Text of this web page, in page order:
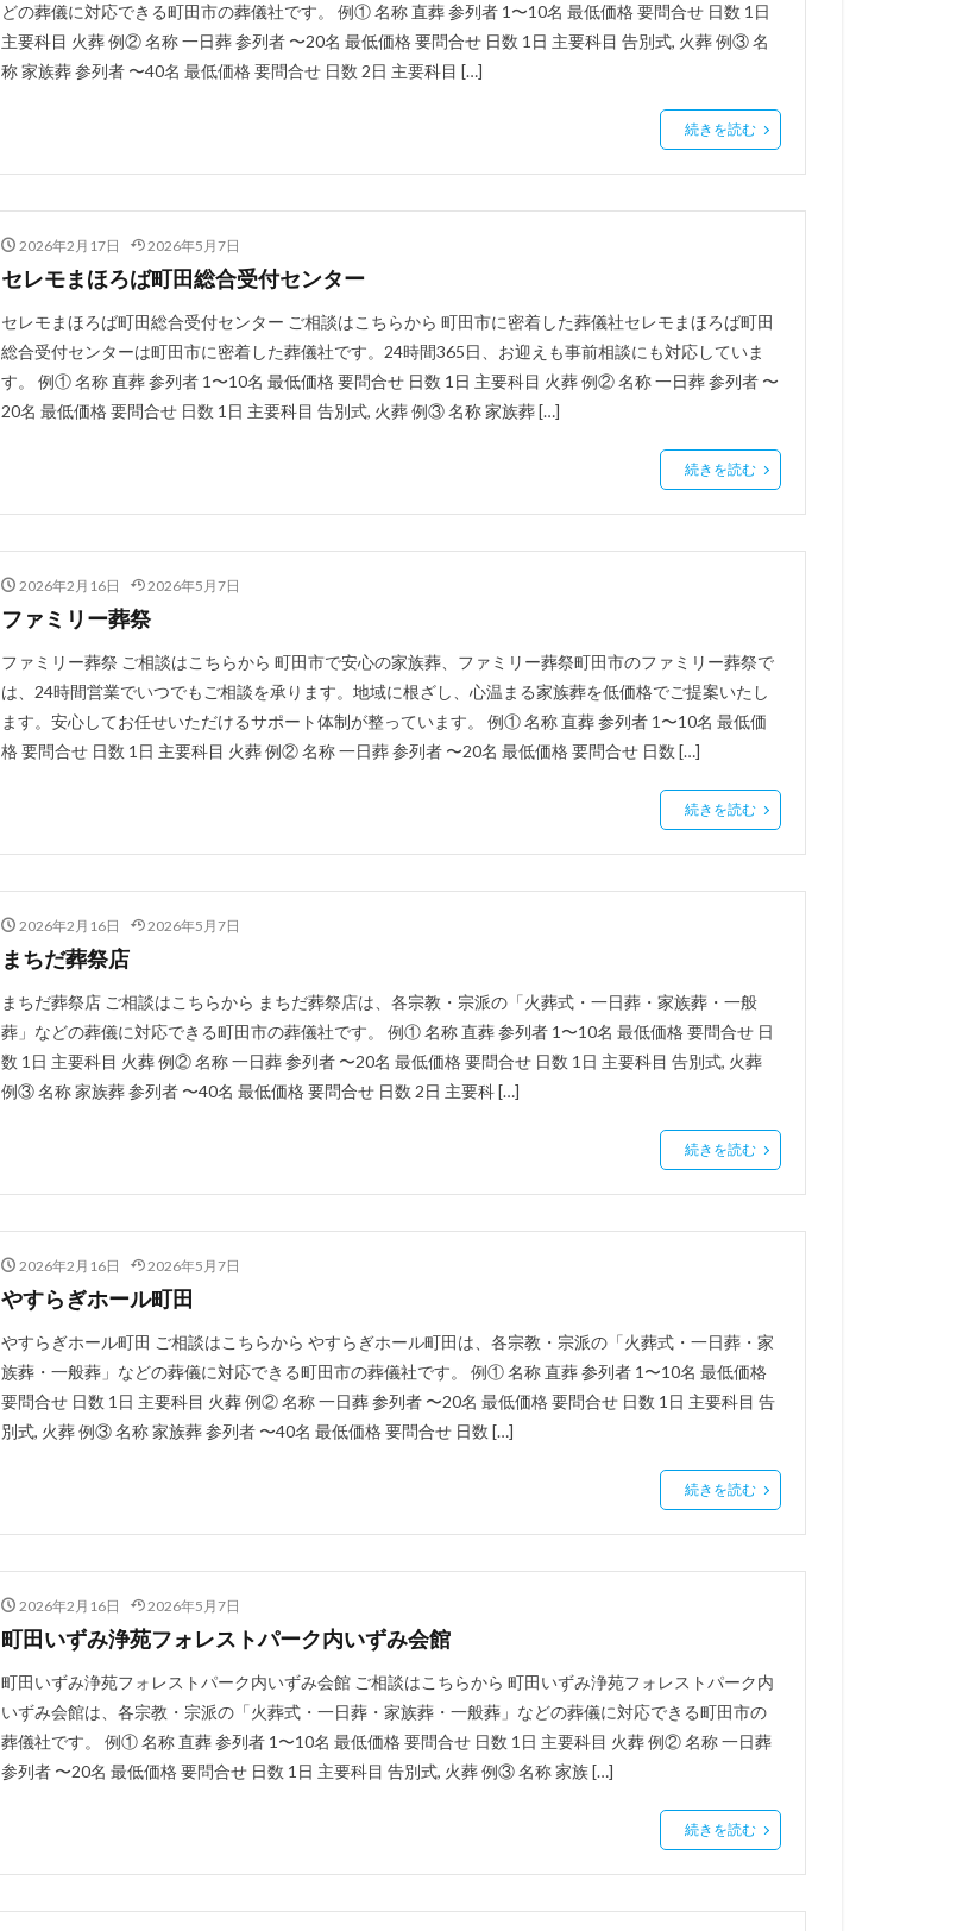
どの葬儀に対応できる町田市の葬儀社です。 例① 名称 直葬 参列者 1〜10名 最低価格 要問合せ 日数 1日
主要科目 火葬 例② 名称 一日葬 参列者 〜20名 最低価格 要問合せ 日数 1日 主要科目 告別式, 火葬 例③ 名
称 家族葬 参列者 〜40名 最低価格 要問合せ 日数 2日 主要科目 […]
続きを読む
2026年2月17日 2026年5月7日
セレモまほろば町田総合受付センター
セレモまほろば町田総合受付センター ご相談はこちらから 町田市に密着した葬儀社セレモまほろば町田
総合受付センターは町田市に密着した葬儀社です。24時間365日、お迎えも事前相談にも対応していま
す。 例① 名称 直葬 参列者 1〜10名 最低価格 要問合せ 日数 1日 主要科目 火葬 例② 名称 一日葬 参列者 〜
20名 最低価格 要問合せ 日数 1日 主要科目 告別式, 火葬 例③ 名称 家族葬 […]
続きを読む
2026年2月16日 2026年5月7日
ファミリー葬祭
ファミリー葬祭 ご相談はこちらから 町田市で安心の家族葬、ファミリー葬祭町田市のファミリー葬祭で
は、24時間営業でいつでもご相談を承ります。地域に根ざし、心温まる家族葬を低価格でご提案いたし
ます。安心してお任せいただけるサポート体制が整っています。 例① 名称 直葬 参列者 1〜10名 最低価
格 要問合せ 日数 1日 主要科目 火葬 例② 名称 一日葬 参列者 〜20名 最低価格 要問合せ 日数 […]
続きを読む
2026年2月16日 2026年5月7日
まちだ葬祭店
まちだ葬祭店 ご相談はこちらから まちだ葬祭店は、各宗教・宗派の「火葬式・一日葬・家族葬・一般
葬」などの葬儀に対応できる町田市の葬儀社です。 例① 名称 直葬 参列者 1〜10名 最低価格 要問合せ 日
数 1日 主要科目 火葬 例② 名称 一日葬 参列者 〜20名 最低価格 要問合せ 日数 1日 主要科目 告別式, 火葬
例③ 名称 家族葬 参列者 〜40名 最低価格 要問合せ 日数 2日 主要科 […]
続きを読む
2026年2月16日 2026年5月7日
やすらぎホール町田
やすらぎホール町田 ご相談はこちらから やすらぎホール町田は、各宗教・宗派の「火葬式・一日葬・家
族葬・一般葬」などの葬儀に対応できる町田市の葬儀社です。 例① 名称 直葬 参列者 1〜10名 最低価格
要問合せ 日数 1日 主要科目 火葬 例② 名称 一日葬 参列者 〜20名 最低価格 要問合せ 日数 1日 主要科目 告
別式, 火葬 例③ 名称 家族葬 参列者 〜40名 最低価格 要問合せ 日数 […]
続きを読む
2026年2月16日 2026年5月7日
町田いずみ浄苑フォレストパーク内いずみ会館
町田いずみ浄苑フォレストパーク内いずみ会館 ご相談はこちらから 町田いずみ浄苑フォレストパーク内
いずみ会館は、各宗教・宗派の「火葬式・一日葬・家族葬・一般葬」などの葬儀に対応できる町田市の
葬儀社です。 例① 名称 直葬 参列者 1〜10名 最低価格 要問合せ 日数 1日 主要科目 火葬 例② 名称 一日葬
参列者 〜20名 最低価格 要問合せ 日数 1日 主要科目 告別式, 火葬 例③ 名称 家族 […]
続きを読む